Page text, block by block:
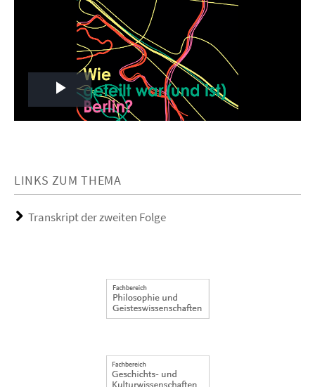
Play
LINKS ZUM THEMA
Transkript der zweiten Folge